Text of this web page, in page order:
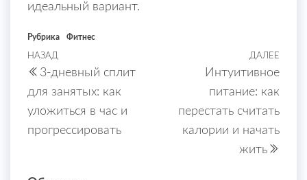
идеальный вариант.
Рубрика Фитнес
Навигация
по
записям
Предыдущая
запись
НАЗАД
3-дневный сплит
для занятых: как
уложиться в час и
прогрессировать
ДАЛЕЕ
Интуитивное
питание: как
перестать считать
калории и начать
жить